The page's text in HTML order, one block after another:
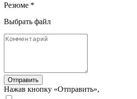
Резюме *
Выбрать файл
Отправить
Нажав кнопку «Отправить»,